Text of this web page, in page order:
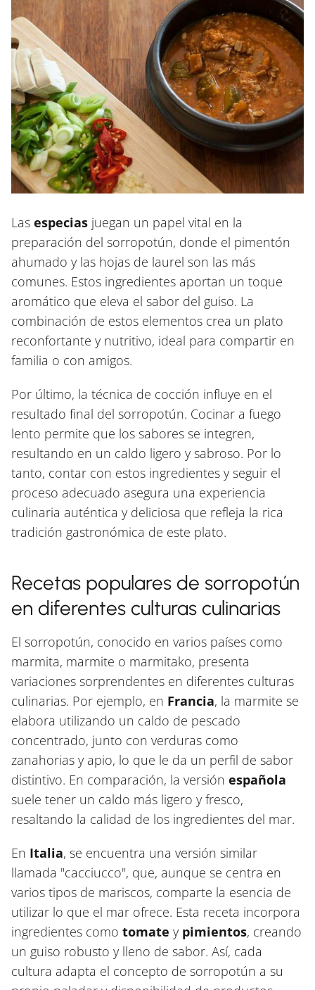
Las especias juegan un papel vital en la
preparación del sorropotún, donde el pimentón
ahumado y las hojas de laurel son las más
comunes. Estos ingredientes aportan un toque
aromático que eleva el sabor del guiso. La
combinación de estos elementos crea un plato
reconfortante y nutritivo, ideal para compartir en
familia o con amigos.
Por último, la técnica de cocción influye en el
resultado final del sorropotún. Cocinar a fuego
lento permite que los sabores se integren,
resultando en un caldo ligero y sabroso. Por lo
tanto, contar con estos ingredientes y seguir el
proceso adecuado asegura una experiencia
culinaria auténtica y deliciosa que refleja la rica
tradición gastronómica de este plato.
Recetas populares de sorropotún
en diferentes culturas culinarias
El sorropotún, conocido en varios países como
marmita, marmite o marmitako, presenta
variaciones sorprendentes en diferentes culturas
culinarias. Por ejemplo, en Francia, la marmite se
elabora utilizando un caldo de pescado
concentrado, junto con verduras como
zanahorias y apio, lo que le da un perfil de sabor
distintivo. En comparación, la versión española
suele tener un caldo más ligero y fresco,
resaltando la calidad de los ingredientes del mar.
En Italia, se encuentra una versión similar
llamada "cacciucco", que, aunque se centra en
varios tipos de mariscos, comparte la esencia de
utilizar lo que el mar ofrece. Esta receta incorpora
ingredientes como tomate y pimientos, creando
un guiso robusto y lleno de sabor. Así, cada
cultura adapta el concepto de sorropotún a su